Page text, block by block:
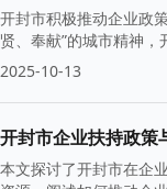
开封市积极推动企业政
贤、奉献”的城市精神
2025-10-13
开封市企业扶持政策
本文探讨了开封市在企